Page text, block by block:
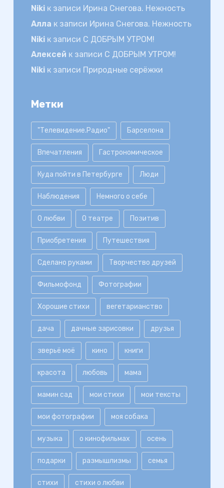
Nikiк записи Ирина Снегова. Нежность
Алла к записи Ирина Снегова. Нежность
Nikiк записи С ДОБРЫМ УТРОМ!
Алексей к записи С ДОБРЫМ УТРОМ!
Nikiк записи Природные серёжки
Метки
"Телевидение.Радио" Барселона
Впечатления Гастрономическое
Куда пойти в Петербурге Люди
Наблюдения Немного о себе
О любви О театре Позитив
Приобретения Путешествия
Сделано руками Творчество друзей
Фильмофонд Фотографии
Хорошие стихи вегетарианство
дача дачные зарисовки друзья
зверьё моё кино книги
красота любовь мама
мамин сад мои стихи мои тексты
мои фотографии моя собака
музыка о кинофильмах осень
подарки размышлизмы семья
стихи стихи о любви